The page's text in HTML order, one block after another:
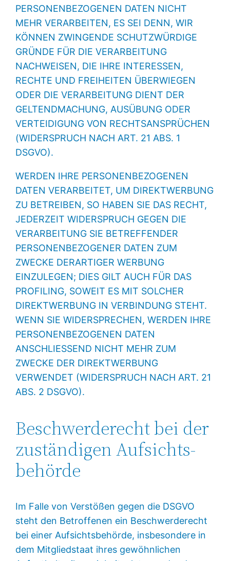
PERSONENBEZOGENEN DATEN NICHT
MEHR VERARBEITEN, ES SEI DENN, WIR
KÖNNEN ZWINGENDE SCHUTZWÜRDIGE
GRÜNDE FÜR DIE VERARBEITUNG
NACHWEISEN, DIE IHRE INTERESSEN,
RECHTE UND FREIHEITEN ÜBERWIEGEN
ODER DIE VERARBEITUNG DIENT DER
GELTENDMACHUNG, AUSÜBUNG ODER
VERTEIDIGUNG VON RECHTSANSPRÜCHEN
(WIDERSPRUCH NACH ART. 21 ABS. 1
DSGVO).
WERDEN IHRE PERSONENBEZOGENEN
DATEN VERARBEITET, UM DIREKTWERBUNG
ZU BETREIBEN, SO HABEN SIE DAS RECHT,
JEDERZEIT WIDERSPRUCH GEGEN DIE
VERARBEITUNG SIE BETREFFENDER
PERSONENBEZOGENER DATEN ZUM
ZWECKE DERARTIGER WERBUNG
EINZULEGEN; DIES GILT AUCH FÜR DAS
PROFILING, SOWEIT ES MIT SOLCHER
DIREKTWERBUNG IN VERBINDUNG STEHT.
WENN SIE WIDERSPRECHEN, WERDEN IHRE
PERSONENBEZOGENEN DATEN
ANSCHLIESSEND NICHT MEHR ZUM
ZWECKE DER DIREKTWERBUNG
VERWENDET (WIDERSPRUCH NACH ART. 21
ABS. 2 DSGVO).
Beschwerde­recht bei der
zuständigen Aufsichts­
behörde
Im Falle von Verstößen gegen die DSGVO
steht den Betroffenen ein Beschwerderecht
bei einer Aufsichtsbehörde, insbesondere in
dem Mitgliedstaat ihres gewöhnlichen